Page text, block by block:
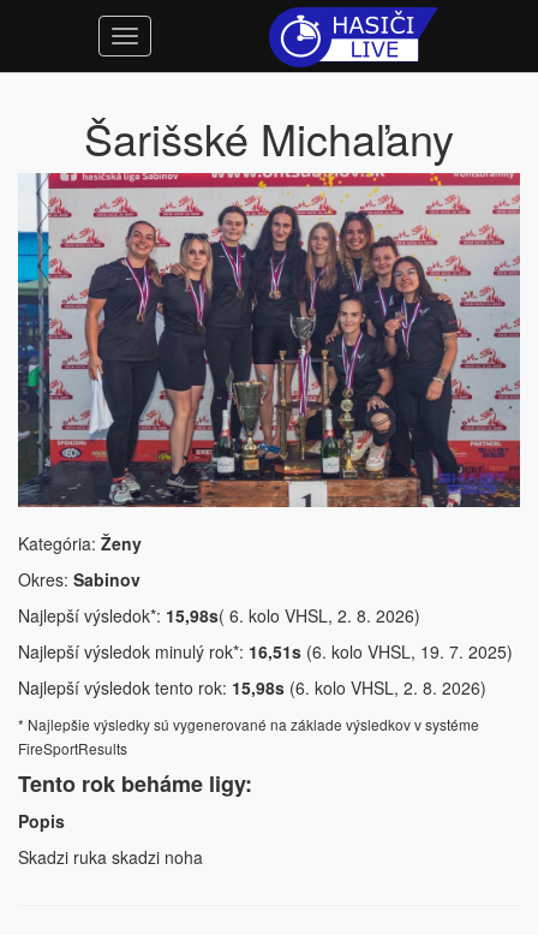
Šarišské Michaľany
Kategória: Ženy
Okres: Sabinov
Najlepší výsledok*: 15,98s( 6. kolo VHSL, 2. 8. 2026)
Najlepší výsledok minulý rok*: 16,51s (6. kolo VHSL, 19. 7. 2025)
Najlepší výsledok tento rok: 15,98s (6. kolo VHSL, 2. 8. 2026)
* Najlepšie výsledky sú vygenerované na základe výsledkov v systéme
FireSportResults
Tento rok beháme ligy:
Popis
Skadzi ruka skadzi noha